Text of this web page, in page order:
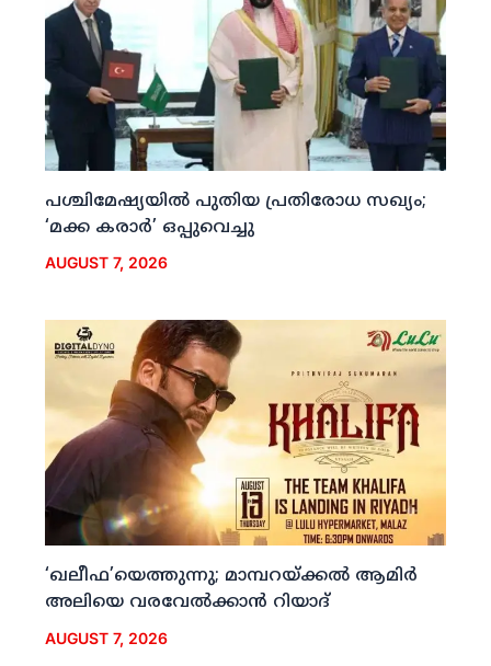
പശ്ചിമേഷ്യയില്‍ പുതിയ പ്രതിരോധ സഖ്യം;
‘മക്ക കരാര്‍’ ഒപ്പുവെച്ചു
AUGUST 7, 2026
‘ഖലീഫ’യെത്തുന്നു; മാമ്പറയ്ക്കല്‍ ആമിര്‍
അലിയെ വരവേല്‍ക്കാന്‍ റിയാദ്
AUGUST 7, 2026